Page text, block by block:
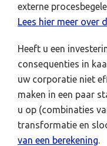
externe
Lees hier meer over
Heeft u een
consequenties in
uw corporatie niet
maken in een paar
u op (combinaties
transformatie en
van een berekening.